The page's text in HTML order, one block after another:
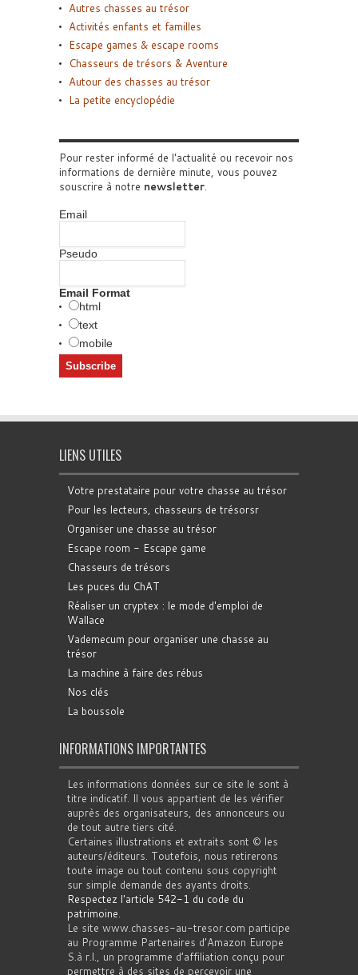
Autres chasses au trésor
Activités enfants et familles
Escape games & escape rooms
Chasseurs de trésors & Aventure
Autour des chasses au trésor
La petite encyclopédie
Pour rester informé de l'actualité ou recevoir nos
informations de dernière minute, vous pouvez
souscrire à notre newsletter.
Email
Pseudo
Email Format
html
text
mobile
LIENS UTILES
Votre prestataire pour votre chasse au trésor
Pour les lecteurs, chasseurs de trésorsr
Organiser une chasse au trésor
Escape room - Escape game
Chasseurs de trésors
Les puces du ChAT
Réaliser un cryptex : le mode d'emploi de
Wallace
Vademecum pour organiser une chasse au
trésor
La machine à faire des rébus
Nos clés
La boussole
INFORMATIONS IMPORTANTES
Les informations données sur ce site le sont à
titre indicatif. Il vous appartient de les vérifier
auprès des organisateurs, des annonceurs ou
de tout autre tiers cité.
Certaines illustrations et extraits sont © les
auteurs/éditeurs. Toutefois, nous retirerons
toute image ou tout contenu sous copyright
sur simple demande des ayants droits.
Respectez l'article 542-1 du code du
patrimoine.
Le site www.chasses-au-tresor.com participe
au Programme Partenaires d’Amazon Europe
S.à r.l., un programme d’affiliation conçu pour
permettre à des sites de percevoir une